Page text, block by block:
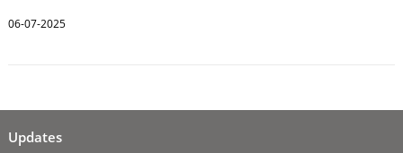
06-07-2025
Updates